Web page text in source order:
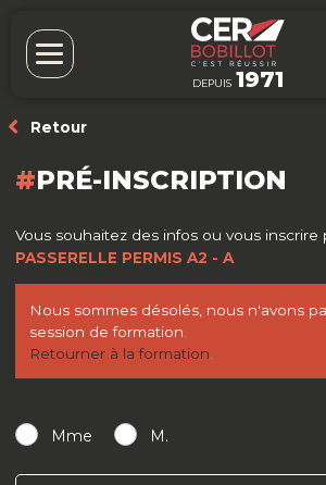
DEPUIS 1971
Retour
PRÉ-INSCRIPTION
Vous souhaitez des infos ou vous inscrire
PASSERELLE PERMIS A2 - A
Nous sommes désolés, nous n'avons
session de formation.
Retourner à la formation
Mme M.